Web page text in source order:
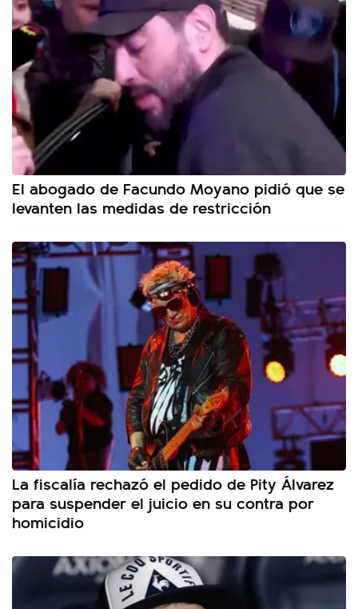
El abogado de Facundo Moyano pidió que se
levanten las medidas de restricción
La fiscalía rechazó el pedido de Pity Álvarez
para suspender el juicio en su contra por
homicidio